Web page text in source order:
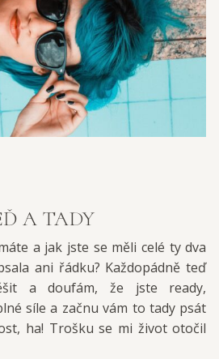
A TADY
a jak jste se měli celé ty dva
ani řádku? Každopádně teď
a doufám, že jste ready,
síle a začnu vám to tady psát
ha! Trošku se mi život otočil